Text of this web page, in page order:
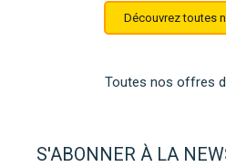
Découvrez toutes
Toutes nos offres
S'ABONNER À LA